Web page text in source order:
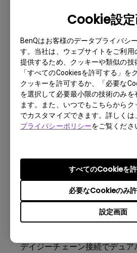
Cookie設定
BenQはお客様のデータプライバシ
す。当社は、ウェブサイトをご利
提供するため、クッキーや類似の技
「すべてのCookiesを許可する」を
クッキーを許可するか、「必要な
を選択して必要最小限の技術のみを
ます。また、いつでもこちらから
でカスタマイズできます。詳しくは、
プライバシーポリシーをご覧くださ
設定画面
必要なCookieのみ
すべてのCookieを
PDシリーズモニターの色を
にはどうすればよいですか？
BenQ Display Pilot 2を設定す
しない場合の改善方法
モニターのThunderbolt／
てMacBookを充電したい。 電
るか
BenQモニターにおけるBenQ
法は？
デイジーチェーン接続でデュ